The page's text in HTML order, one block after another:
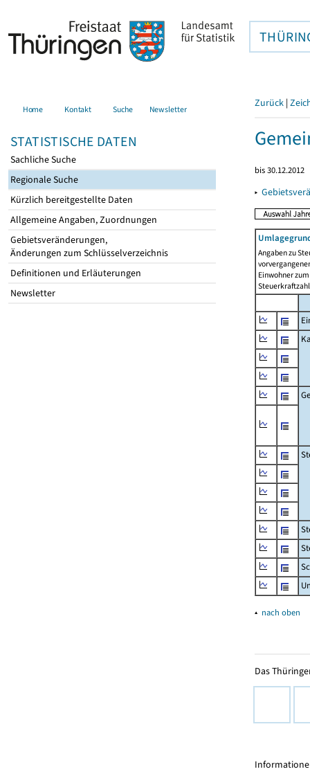
Home Kontakt Suche Newsletter
STATISTISCHE DATEN
Sachliche Suche
Regionale Suche
Kürzlich bereitgestellte Daten
Allgemeine Angaben, Zuordnungen
Gebietsveränderungen,
Änderungen zum Schlüsselverzeichnis
Definitionen und Erläuterungen
Newsletter
Zurück |
bis 30.12.2012
▸
Angaben zu
Einwohner
▴ nach oben
Das